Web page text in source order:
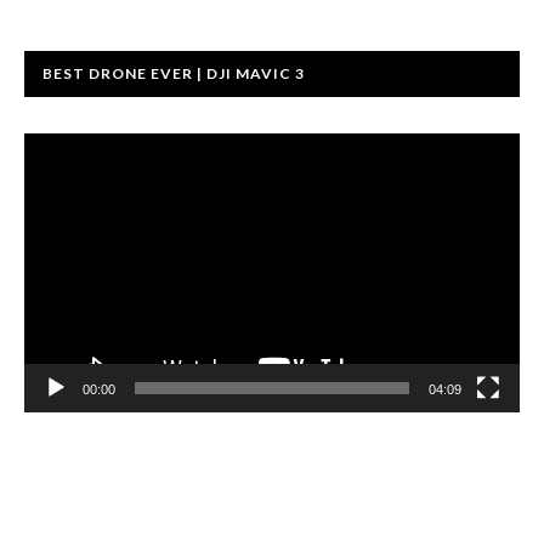
BEST DRONE EVER | DJI MAVIC 3
00:00 04:09